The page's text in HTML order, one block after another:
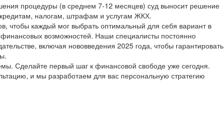
процедуры (в среднем 7-12 месяцев) суд выносит решение
налогам, штрафам и услугам ЖКХ.
чтобы каждый мог выбрать оптимальный для себя вариант в
возможностей. Наши специалисты постоянно
включая нововведения 2025 года, чтобы гарантировать
Сделайте первый шаг к финансовой свободе уже сегодня.
и мы разработаем для вас персональную стратегию